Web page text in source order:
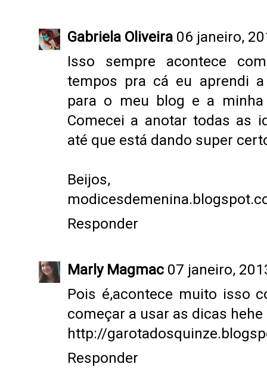
Gabriela Oliveira 06 janeiro,
Isso sempre acontece
tempos pra cá eu aprendi
para o meu blog e a
Comecei a anotar todas as
até que está dando super
Beijos,
Responder
Marly Magmac 07 janeiro,
Pois é,acontece muito isso
começar a usar as dicas hehe
http://
Responder